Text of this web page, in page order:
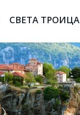
СВЕТА ТРОИЦА